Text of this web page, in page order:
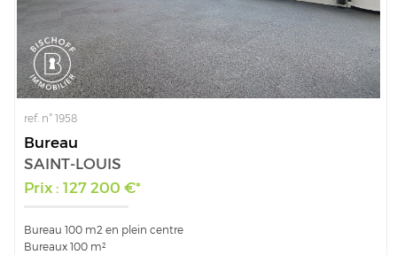
ref. n° 1958
Bureau
SAINT-LOUIS
Prix : 127 200 €*
Bureau 100 m2 en plein centre
Bureaux 100 m²